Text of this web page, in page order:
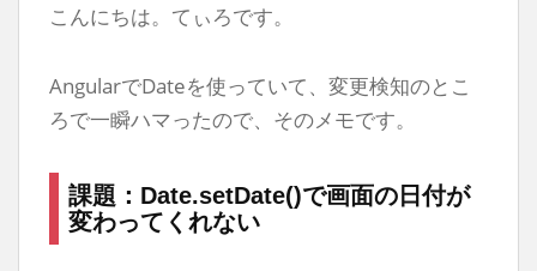
こんにちは。てぃろです。
AngularでDateを使っていて、変更検知のとこ
ろで一瞬ハマったので、そのメモです。
課題：Date.setDate()で画面の日付が
変わってくれない